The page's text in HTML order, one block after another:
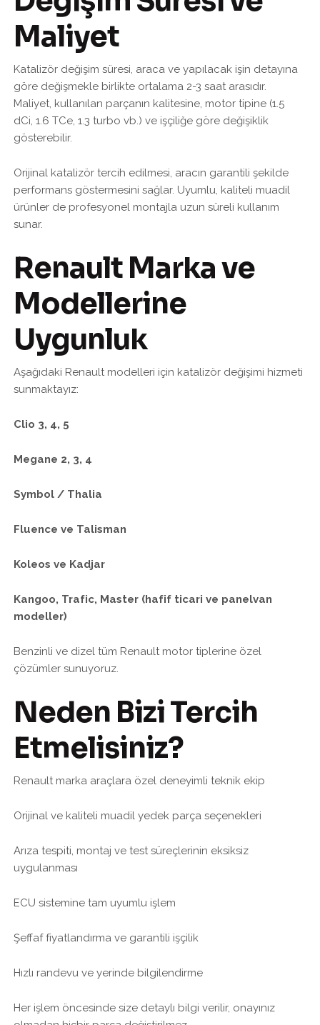
Maliyet
Katalizör değişim süresi, araca ve yapılacak işin detayına
göre değişmekle birlikte ortalama 2-3 saat arasıdır.
Maliyet, kullanılan parçanın kalitesine, motor tipine (1.5
dCi, 1.6 TCe, 1.3 turbo vb.) ve işçiliğe göre değişiklik
gösterebilir.
Orijinal katalizör tercih edilmesi, aracın garantili şekilde
performans göstermesini sağlar. Uyumlu, kaliteli muadil
ürünler de profesyonel montajla uzun süreli kullanım
sunar.
Renault Marka ve
Modellerine
Uygunluk
Aşağıdaki Renault modelleri için katalizör değişimi hizmeti
sunmaktayız:
Clio 3, 4, 5
Megane 2, 3, 4
Symbol / Thalia
Fluence ve Talisman
Koleos ve Kadjar
Kangoo, Trafic, Master (hafif ticari ve panelvan
modeller)
Benzinli ve dizel tüm Renault motor tiplerine özel
çözümler sunuyoruz.
Neden Bizi Tercih
Etmelisiniz?
Renault marka araçlara özel deneyimli teknik ekip
Orijinal ve kaliteli muadil yedek parça seçenekleri
Arıza tespiti, montaj ve test süreçlerinin eksiksiz
uygulanması
ECU sistemine tam uyumlu işlem
Şeffaf fiyatlandırma ve garantili işçilik
Hızlı randevu ve yerinde bilgilendirme
Her işlem öncesinde size detaylı bilgi verilir, onayınız